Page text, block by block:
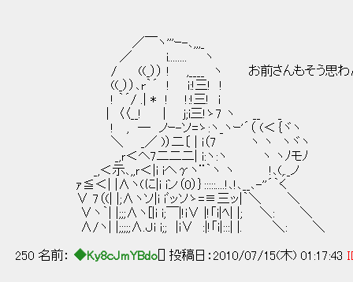
／￣ヽ'''ｰ-､,,,_
／ i........ ヽ
/ ((_）） ! ,____ ヽ お前さんもそう思わ
((_））､r｀´ ! i:!三! !
! ｀´/ .| * ! !:!三! i
| 〈〈__! | j;i三!ゝ7 ヽ __ _
! , ─ ノｰ-ソ=ゝ:ヽ_ヽｰ'´（ (＜｛ヾヽ
＼ _／ )）二〔 | i（7 ヽ ヽ ヽヾヽ
_,ｒ＜ヘ7二二二| i:ヽ:ヽ ヽ ヽﾉモﾉ
_,＜示､,,ｒ＜|i iへγヽ¨｀ヽ ヽ !､(,._ノ
ｧ≦＜| |∧ヽ(に|i iン（0）｝:::::....!､!､__､-''´｀く
∨ 7（(| |;∧ヽソ|i iﾞッソゝ=≡三ッ|｀＼ ＼
∨ヽ｀| |;;;∧ヽ[|i i;￣|!i∨ |!「i|ﾍ| |; ＼: ＼
∧/ヽ| |;;;;;∧.Ｊi i;; |i∨ :|!「i|:::| |. ＼: ＼
250 名前： ◆Ky8cJmYBdo [] 投稿日：2010/07/15(木) 01:17:43